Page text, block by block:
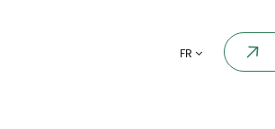
FR